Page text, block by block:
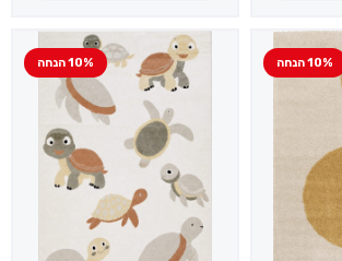
10% הנחה 10% הנחה